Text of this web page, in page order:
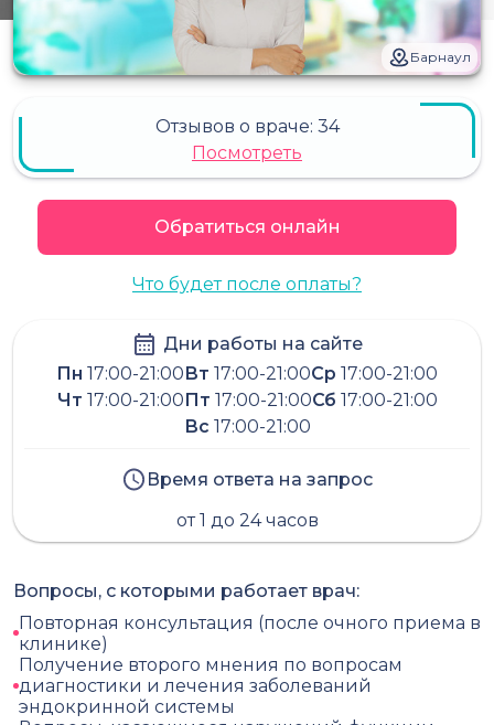
Барнаул
Отзывов о враче: 34
Посмотреть
Обратиться онлайн
Что будет после оплаты?
Дни работы на сайте
Пн 17:00-21:00Вт 17:00-21:00Ср 17:00-21:00
Чт 17:00-21:00Пт 17:00-21:00Сб 17:00-21:00
Вс 17:00-21:00
Время ответа на запрос
от 1 до 24 часов
Вопросы, с которыми работает врач:
Повторная консультация (после очного приема в
клинике)
Получение второго мнения по вопросам
диагностики и лечения заболеваний
эндокринной системы